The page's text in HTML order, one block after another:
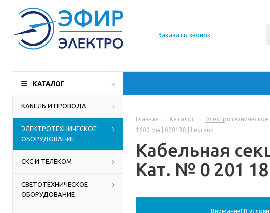
О компании
Доставка
Производители
Контакты
Заказать звонок
КАТАЛОГ
КАБЕЛЬ И ПРОВОДА
ЭЛЕКТРОТЕХНИЧЕСКОЕ
ОБОРУДОВАНИЕ
СКС И ТЕЛЕКОМ
СВЕТОТЕХНИЧЕСКОЕ
ОБОРУДОВАНИЕ
Главная - Каталог -
1600 мм | 020138 | Legrand
Кабельная
Кат. № 0 201
Внимание! В